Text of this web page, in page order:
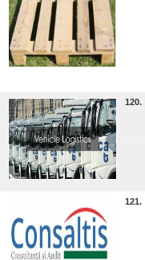
120.
121.